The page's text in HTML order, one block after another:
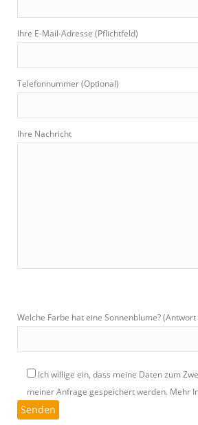
Ihre E-Mail-Adresse (Pflichtfeld)
Telefonnummer (Optional)
Ihre Nachricht
Welche Farbe hat eine Sonnenblume?
Ich willige ein, dass meine Daten zum
meiner Anfrage gespeichert werden. Mehr